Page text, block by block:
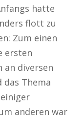
hatte
flott zu
Zum einen
ersten
an diversen
Thema
anderen war